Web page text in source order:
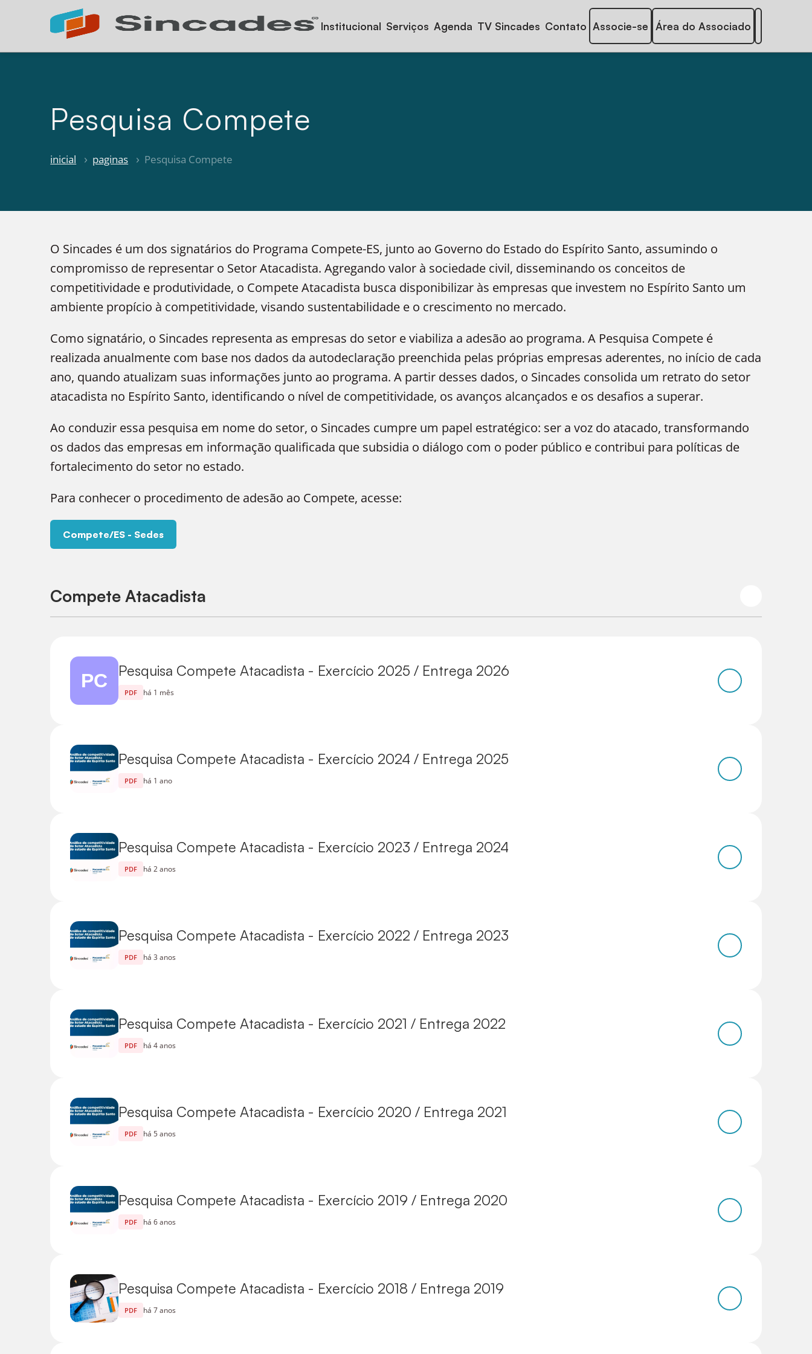
Institucional Serviços Agenda TV Sincades Contato Associe-se Área do Associado
Pesquisa Compete
inicial paginas Pesquisa Compete
O Sincades é um dos signatários do Programa Compete-ES, junto ao Governo do Estado do Espírito Santo, assumindo o
compromisso de representar o Setor Atacadista. Agregando valor à sociedade civil, disseminando os conceitos de
competitividade e produtividade, o Compete Atacadista busca disponibilizar às empresas que investem no Espírito Santo um
ambiente propício à competitividade, visando sustentabilidade e o crescimento no mercado.
Como signatário, o Sincades representa as empresas do setor e viabiliza a adesão ao programa. A Pesquisa Compete é
realizada anualmente com base nos dados da autodeclaração preenchida pelas próprias empresas aderentes, no início de cada
ano, quando atualizam suas informações junto ao programa. A partir desses dados, o Sincades consolida um retrato do setor
atacadista no Espírito Santo, identificando o nível de competitividade, os avanços alcançados e os desafios a superar.
Ao conduzir essa pesquisa em nome do setor, o Sincades cumpre um papel estratégico: ser a voz do atacado, transformando
os dados das empresas em informação qualificada que subsidia o diálogo com o poder público e contribui para políticas de
fortalecimento do setor no estado.
Para conhecer o procedimento de adesão ao Compete, acesse:
Compete/ES - Sedes
Compete Atacadista
Pesquisa Compete Atacadista - Exercício 2025 / Entrega 2026
PDF há 1 mês
Pesquisa Compete Atacadista - Exercício 2024 / Entrega 2025
PDF há 1 ano
Pesquisa Compete Atacadista - Exercício 2023 / Entrega 2024
PDF há 2 anos
Pesquisa Compete Atacadista - Exercício 2022 / Entrega 2023
PDF há 3 anos
Pesquisa Compete Atacadista - Exercício 2021 / Entrega 2022
PDF há 4 anos
Pesquisa Compete Atacadista - Exercício 2020 / Entrega 2021
PDF há 5 anos
Pesquisa Compete Atacadista - Exercício 2019 / Entrega 2020
PDF há 6 anos
Pesquisa Compete Atacadista - Exercício 2018 / Entrega 2019
PDF há 7 anos